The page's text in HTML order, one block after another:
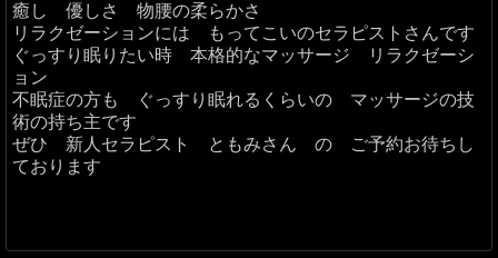
癒し 優しさ 物腰の柔らかさ
リラクゼーションには もってこいのセラピストさんです
ぐっすり眠りたい時 本格的なマッサージ リラクゼーシ
ョン
不眠症の方も ぐっすり眠れるくらいの マッサージの技
術の持ち主です
ぜひ 新人セラピスト ともみさん の ご予約お待ちし
ております